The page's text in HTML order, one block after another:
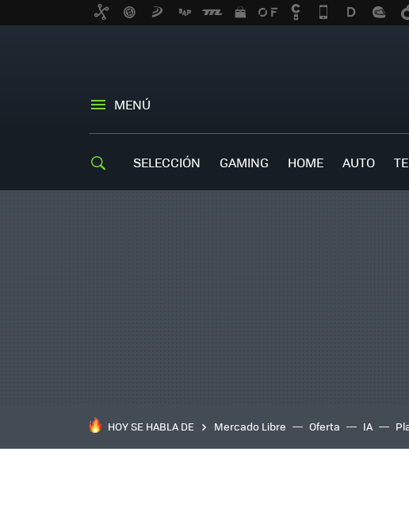
MENÚ
SELECCIÓN GAMING HOME AUTO
HOY SE HABLA DE Mercado Libre Oferta IA